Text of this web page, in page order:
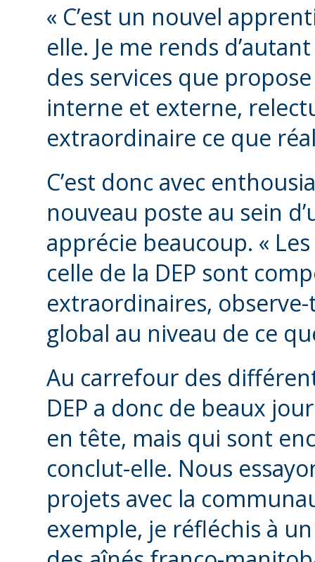
« C’est un nouvel
elle. Je me rends
des services que
interne et externe,
extraordinaire ce que
C’est donc avec
nouveau poste au sein
apprécie beaucoup. «
celle de la DEP sont
extraordinaires,
global au niveau de ce
Au carrefour des
DEP a donc de beaux
en tête, mais qui sont
conclut-elle. Nous
projets avec la
exemple, je réfléchis à